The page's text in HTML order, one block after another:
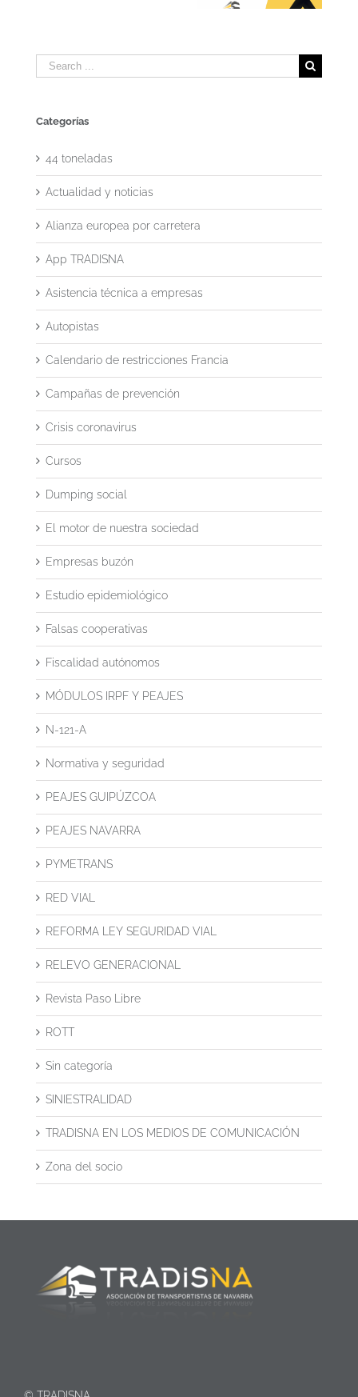
viajeros en 2026
Search
for:
Categorías
44 toneladas
Actualidad y noticias
Alianza europea por carretera
App TRADISNA
Asistencia técnica a empresas
Autopistas
Calendario de restricciones Francia
Campañas de prevención
Crisis coronavirus
Cursos
Dumping social
El motor de nuestra sociedad
Empresas buzón
Estudio epidemiológico
Falsas cooperativas
Fiscalidad autónomos
MÓDULOS IRPF Y PEAJES
N-121-A
Normativa y seguridad
PEAJES GUIPÚZCOA
PEAJES NAVARRA
PYMETRANS
RED VIAL
REFORMA LEY SEGURIDAD VIAL
RELEVO GENERACIONAL
Revista Paso Libre
ROTT
Sin categoría
SINIESTRALIDAD
TRADISNA EN LOS MEDIOS DE COMUNICACIÓN
Zona del socio